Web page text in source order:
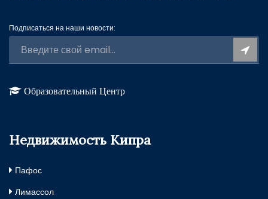
Подписаться на наши новости:
Образовательный Центр
Недвижимость Кипра
Пафос
Лимассол